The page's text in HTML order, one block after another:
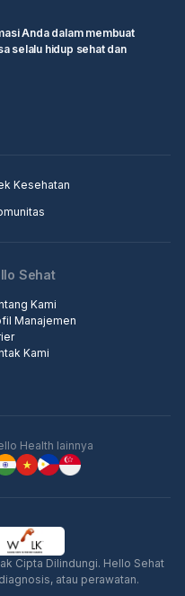
Anda dalam membuat
selalu hidup sehat dan
Kesehatan
Sehat
Kami
Manajemen
Kami
Health lainnya
Cipta Dilindungi. Hello Sehat
atau perawatan.